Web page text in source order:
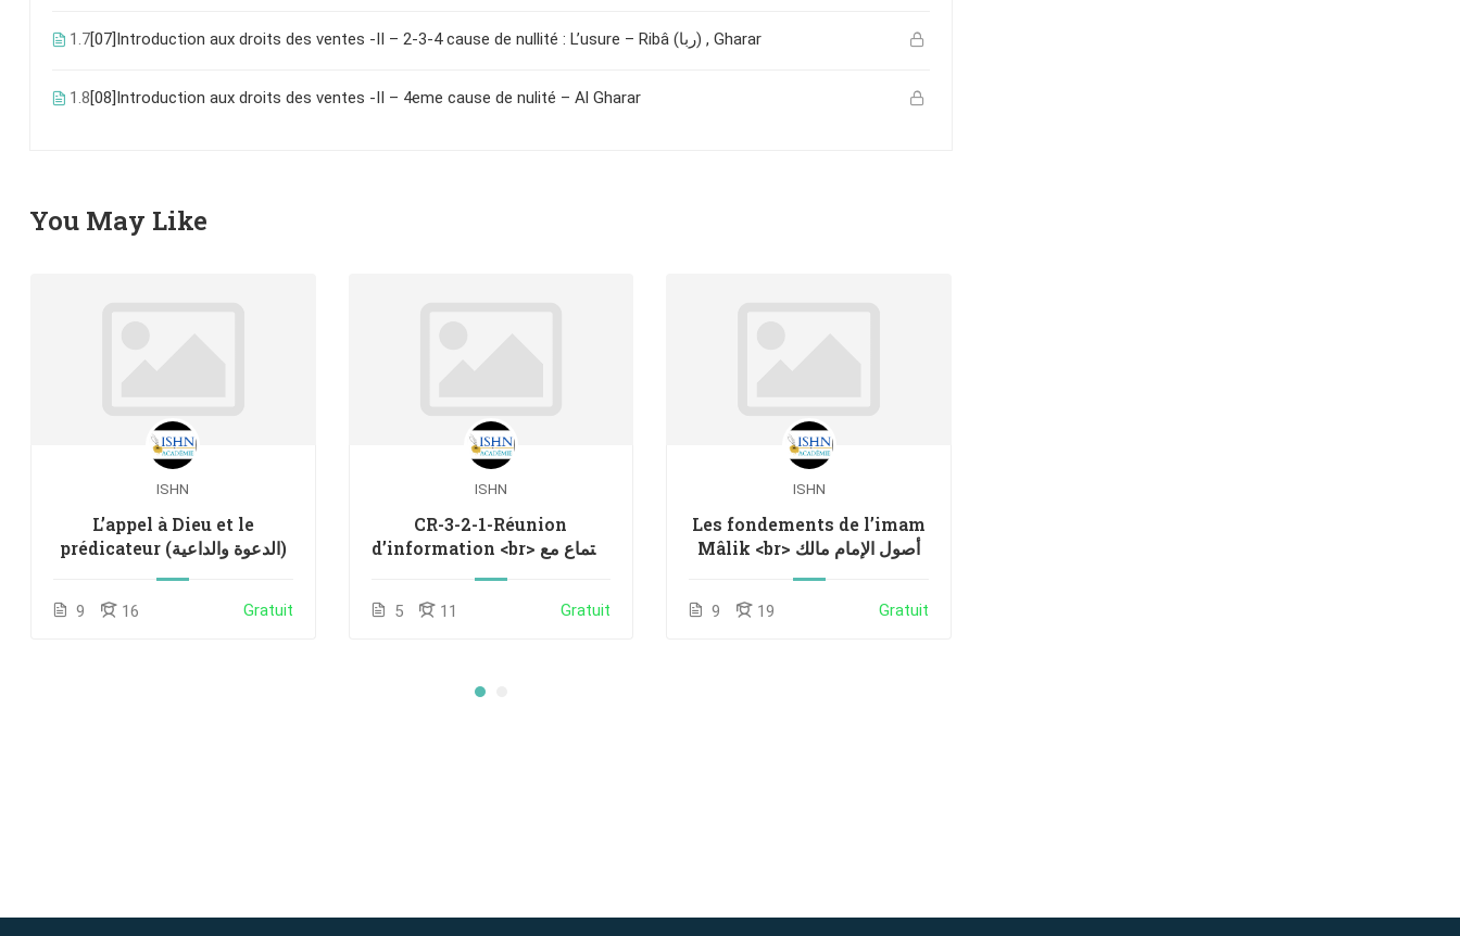
1.7 [07]Introduction aux droits des ventes -II – 2-3-4 cause de nullité : L’usure – Ribâ (ربا) , Gharar
1.8[08]Introduction aux droits des ventes -II – 4eme cause de nulité – Al Gharar
You May Like
ISHN
L’appel à Dieu et le
prédicateur (الدعوة والداعية)
9 16 Gratuit
ISHN
CR-3-2-1-Réunion
d’information <br> اجتماع مع
5 11 Gratuit
ISHN
Les fondements de l’imam
Mâlik <br> أصول الإمام مالك
9 19 Gratuit